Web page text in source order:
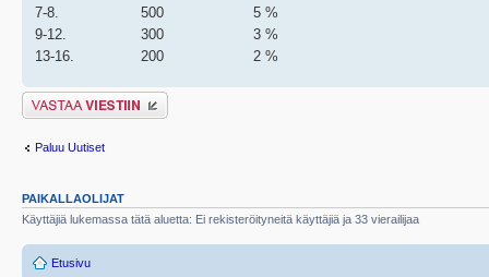
7-8.
500
5 %
9-12.
300
3 %
13-16.
200 2 %
Lähetä vastaus
Paluu Uutiset
PAIKALLAOLIJAT
Käyttäjiä lukemassa tätä aluetta: Ei rekisteröityneitä käyttäjiä ja 33 vierailijaa
Etusivu